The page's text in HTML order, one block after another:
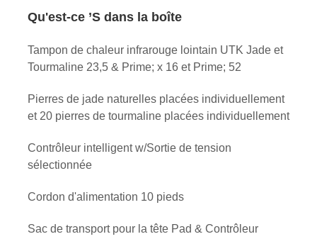
Qu'est-ce ’S dans la boîte
Tampon de chaleur infrarouge lointain UTK Jade et
Tourmaline 23,5 & Prime; x 16 et Prime; 52
Pierres de jade naturelles placées individuellement
et 20 pierres de tourmaline placées individuellement
Contrôleur intelligent w/Sortie de tension
sélectionnée
Cordon d'alimentation 10 pieds
Sac de transport pour la tête Pad & Contrôleur